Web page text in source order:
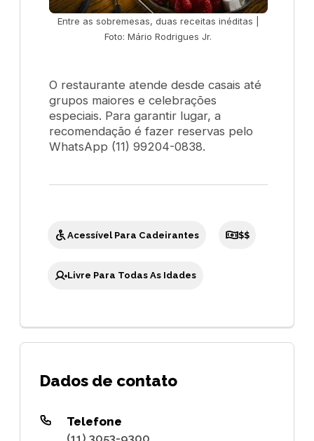
Entre as sobremesas, duas receitas inéditas |
Foto: Mário Rodrigues Jr.
O restaurante atende desde casais até
grupos maiores e celebrações
especiais. Para garantir lugar, a
recomendação é fazer reservas pelo
WhatsApp (11) 99204-0838.
Acessível Para Cadeirantes $$
Livre Para Todas As Idades
Dados de contato
Telefone
(11) 3053-9300